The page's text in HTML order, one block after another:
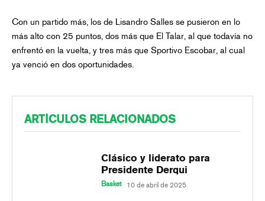
Con un partido más, los de Lisandro Salles se pusieron en lo
más alto con 25 puntos, dos más que El Talar, al que todavía no
enfrentó en la vuelta, y tres más que Sportivo Escobar, al cual
ya venció en dos oportunidades.
ARTÍCULOS RELACIONADOS
Clásico y liderato para
Presidente Derqui
Basket 10 de abril de 2025